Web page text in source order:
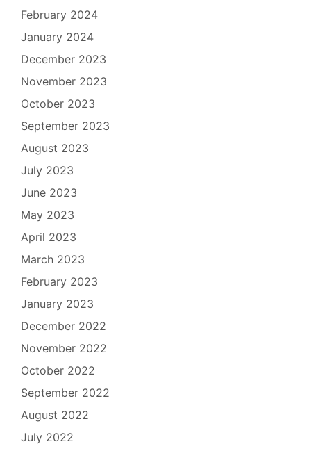
February 2024
January 2024
December 2023
November 2023
October 2023
September 2023
August 2023
July 2023
June 2023
May 2023
April 2023
March 2023
February 2023
January 2023
December 2022
November 2022
October 2022
September 2022
August 2022
July 2022